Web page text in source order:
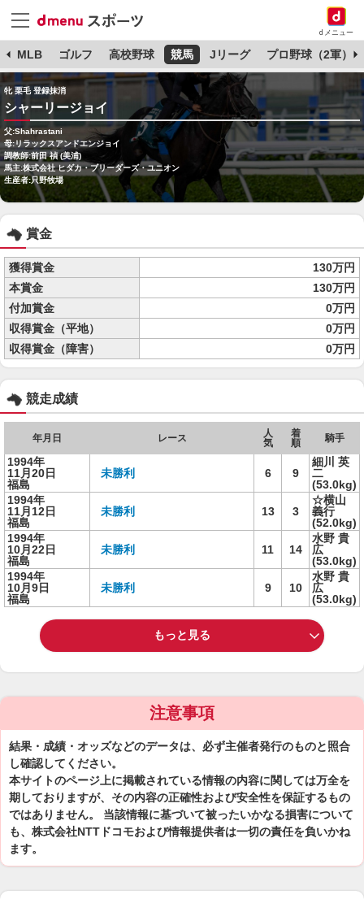
dメニュー
MLB ゴルフ 高校野球 競馬 Jリーグ プロ野球（2軍）
牝 栗毛 登録抹消
シャーリージョイ
父:Shahrastani
母:リラックスアンドエンジョイ
調教師:前田 禎 (美浦)
馬主:株式会社 ヒダカ・ブリーダーズ・ユニオン
生産者:只野牧場
賞金
獲得賞金
130万円
本賞金
130万円
付加賞金
0万円
収得賞金（平地）
0万円
収得賞金（障害）
0万円
競走成績
年月日 レース
人
気
着
順
騎手
1994年
11月20日
福島
未勝利 6 9
細川 英
二
(53.0kg)
1994年
11月12日
福島
未勝利 13 3
☆横山
義行
(52.0kg)
1994年
10月22日
福島
未勝利 11 14
水野 貴
広
(53.0kg)
1994年
10月9日
福島
未勝利 9 10
水野 貴
広
(53.0kg)
もっと見る
注意事項
結果・成績・オッズなどのデータは、必ず主催者発行のものと照合
し確認してください。
本サイトのページ上に掲載されている情報の内容に関しては万全を
期しておりますが、その内容の正確性および安全性を保証するもの
ではありません。 当該情報に基づいて被ったいかなる損害について
も、株式会社NTTドコモおよび情報提供者は一切の責任を負いかね
ます。